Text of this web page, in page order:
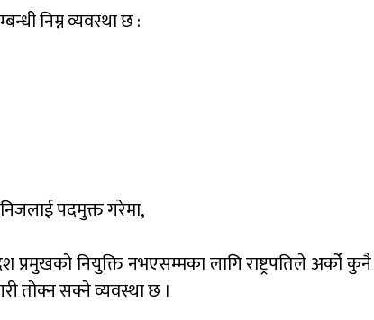
निम्न व्यवस्था छ :
पदमुक्त गरेमा,
नियुक्ति नभएसम्मका लागि राष्ट्रपतिले अर्को कुनै
तोक्न सक्ने व्यवस्था छ ।